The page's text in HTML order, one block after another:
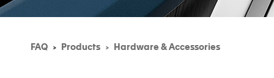
FAQ Products Hardware & Accessories